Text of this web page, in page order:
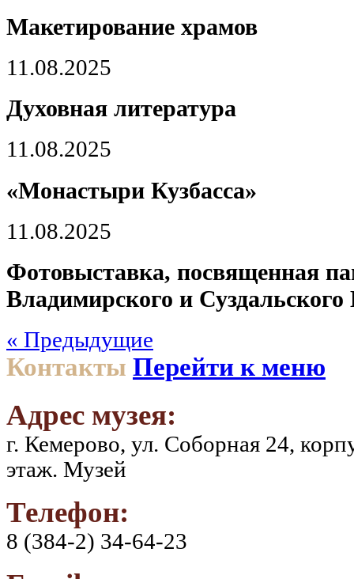
Макетирование храмов
11.08.2025
Духовная литература
11.08.2025
«Монастыри Кузбасса»
11.08.2025
Фотовыставка, посвященная
Владимирского и Суздальского
« Предыдущие
Контакты Перейти к меню
Адрес музея:
г. Кемерово, ул. Соборная 24,
этаж. Музей
Телефон:
8 (384-2) 34-64-23